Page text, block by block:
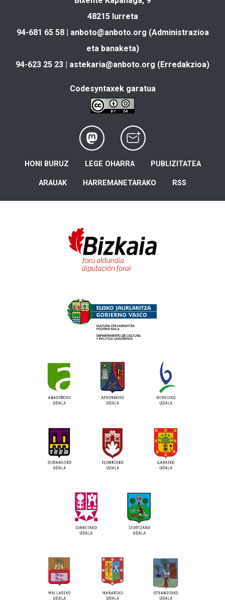
48215 Iurreta
94-681 65 58 | anboto@anboto.org (Administrazioa
eta banaketa)
94-623 25 23 | astekaria@anboto.org (Erredakzioa)
Codesyntaxek garatua
HONI BURUZ LEGE OHARRA PUBLIZITATEA
ARAUAK HARREMANETARAKO RSS